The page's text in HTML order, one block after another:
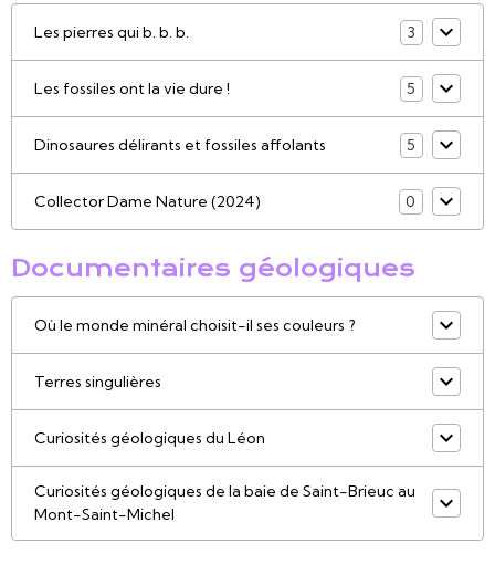
Les pierres qui b. b. b. 3
Les fossiles ont la vie dure ! 5
Dinosaures délirants et fossiles affolants 5
Collector Dame Nature (2024) 0
Documentaires géologiques
Où le monde minéral choisit-il ses couleurs ?
Terres singulières
Curiosités géologiques du Léon
Curiosités géologiques de la baie de Saint-Brieuc au
Mont-Saint-Michel